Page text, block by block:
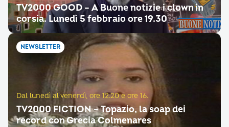
TV2000 GOOD – A Buone notizie i clown in
corsia. Lunedì 5 febbraio ore 19.30
NEWSLETTER
Dal lunedì al venerdì, ore 12.20 e ore 16.
TV2000 FICTION – Topazio, la soap dei
record con Grecia Colmenares